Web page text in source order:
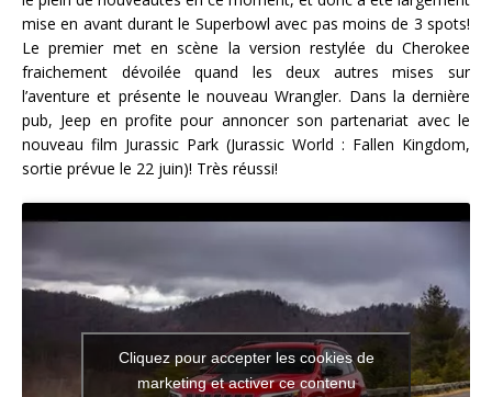
mise en avant durant le Superbowl avec pas moins de 3 spots!
Le premier met en scène la version restylée du Cherokee
fraichement dévoilée quand les deux autres mises sur
l’aventure et présente le nouveau Wrangler. Dans la dernière
pub, Jeep en profite pour annoncer son partenariat avec le
nouveau film Jurassic Park (Jurassic World : Fallen Kingdom,
sortie prévue le 22 juin)! Très réussi!
Cliquez pour accepter les cookies de
marketing et activer ce contenu